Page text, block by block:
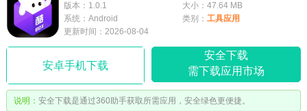
版本：1.0.1
大小：47.64 MB
系统：Android
类别： 工具应用
更新时间：2026-08-04
安卓手机下载
安全下载
需下载应用市场
说明： 安全下载是通过360助手获取所需应用，安全绿色更便捷。